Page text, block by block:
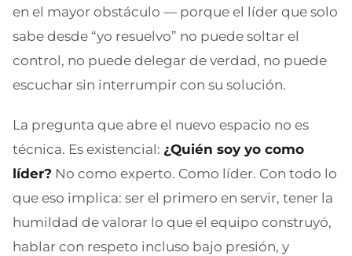
en el mayor obstáculo — porque el líder que solo
sabe desde “yo resuelvo” no puede soltar el
control, no puede delegar de verdad, no puede
escuchar sin interrumpir con su solución.
La pregunta que abre el nuevo espacio no es
técnica. Es existencial: ¿Quién soy yo como
líder? No como experto. Como líder. Con todo lo
que eso implica: ser el primero en servir, tener la
humildad de valorar lo que el equipo construyó,
hablar con respeto incluso bajo presión, y